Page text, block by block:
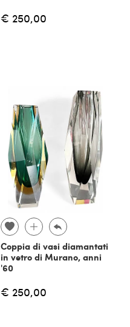
€ 250,00
Coppia di vasi diamantati
in vetro di Murano, anni
'60
€ 250,00